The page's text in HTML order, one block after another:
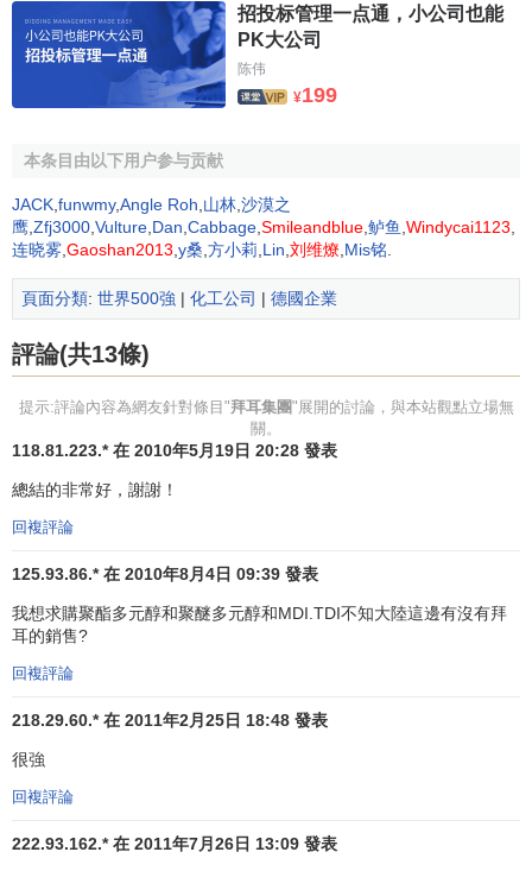
其他慢性疾病和醫療保健相關事宜，從而創造一個全國性醫
葯保健報告的平臺。今後，該項目還將得到進一步擴展，那
些亟需廣泛關註、認可並加以解決的其它公共健康問題(如糖
尿病、高血壓和心腦血管疾病等)都將納入該項目之中。
一系列旨在加強年輕人環境意識、加深對環境瞭解的特定項
目。
迄今為止，拜耳青少年環境特使項目在中國已有3年的歷
15名學生將被選出參加生態營等環境活動，並由獨立的評審
部進行免費實地考察，並參加於2005年11月舉辦的“拜耳國際
青少年環境日”活動。
拜耳和上海市環境保護宣傳教育中心於2003年在上海、
杭州和蘇州等地成功舉辦了該項活動，2004年又將活動範圍
11名學生出國參加了由拜耳贊助的活動。2004年，6名中國
特使與來自全球11個國家的特使對拜耳進行了為期一周的實
地考察訪問，在那裡他們瞭解到有關工業部門、城市乃至國
家的環境保護與可持續發展的各種情況。
在2004年舉辦的地方活動中，前任和現任拜耳青年環境
特使在上海金山南部地區開展了河水清理和水質分析活動，
中一名特使還在杭州組織了冬季生態營活動。
招投标管理一点通，小公司也能
PK大公司
陈伟
¥199
本条目由以下用户参与贡献
JACK funwmy,Angle Roh 山林 沙漠之
鹰 Zfj3000 Vulture Dan Cabbage Smileandblue 鲈鱼 Windycai1123
连晓雾 Gaoshan2013 y桑 方小莉 Lin 刘维燎 Mis铭
頁面分類: 世界500強 | 化工公司 | 德國企業
評論(共13條)
提示:評論內容為網友針對條目"拜耳集團"展開的討論，與本站觀點立場無
關。
118.81.223.* 在 2010年5月19日 20:28 發表
總結的非常好，謝謝！
回複評論
125.93.86.* 在 2010年8月4日 09:39 發表
我想求購聚酯多元醇和聚醚多元醇和MDI.TDI不知大陸這邊有沒有拜
耳的銷售?
回複評論
218.29.60.* 在 2011年2月25日 18:48 發表
很強
回複評論
222.93.162.* 在 2011年7月26日 13:09 發表